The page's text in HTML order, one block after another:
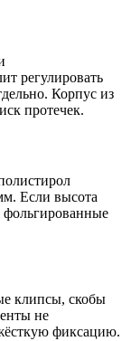
регулировать
Корпус из
протечек.
Если высота
фольгированные
клипсы, скобы
не
фиксацию.